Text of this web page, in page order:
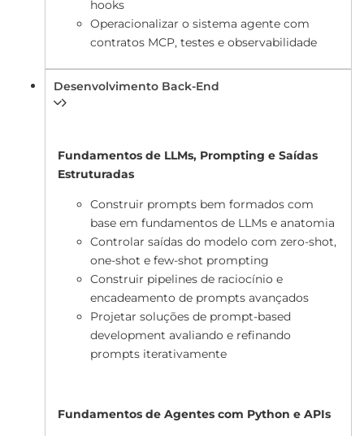
hooks
Operacionalizar o sistema agente com
contratos MCP, testes e observabilidade
Desenvolvimento Back-End
Fundamentos de LLMs, Prompting e Saídas
Estruturadas
Construir prompts bem formados com
base em fundamentos de LLMs e anatomia
Controlar saídas do modelo com zero-shot,
one-shot e few-shot prompting
Construir pipelines de raciocínio e
encadeamento de prompts avançados
Projetar soluções de prompt-based
development avaliando e refinando
prompts iterativamente
Fundamentos de Agentes com Python e APIs